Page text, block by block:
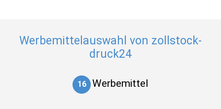
Werbemittelauswahl von zollstock-
druck24
16 Werbemittel